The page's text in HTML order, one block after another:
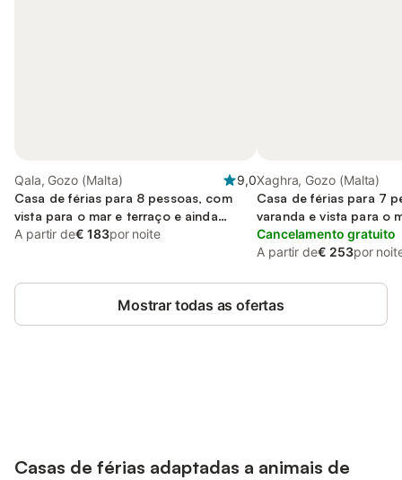
Qala, Gozo (Malta)
9,0
Casa de férias para 8 pessoas, com
vista para o mar e terraço e ainda
piscina, com animais de estimação
A partir de€ 183por noite
Xaghra, Gozo (Malta)
Casa de férias para 7
varanda e vista para o
piscina and jardim
Cancelamento gratuito
A partir de€ 253por
Mostrar todas as ofertas
Casas de férias adaptadas a animais de